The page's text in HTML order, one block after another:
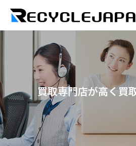
買取専門店が高く買